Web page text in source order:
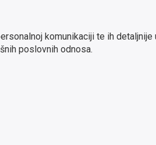
komunikaciji te ih
poslovnih odnosa.